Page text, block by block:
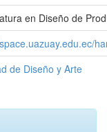
en Diseño de
de Diseño y Arte